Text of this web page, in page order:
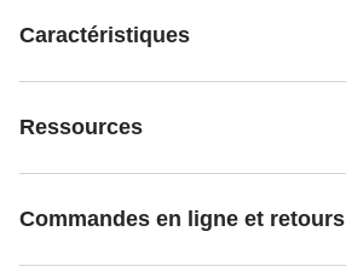
Caractéristiques
Ressources
Commandes en ligne et retours